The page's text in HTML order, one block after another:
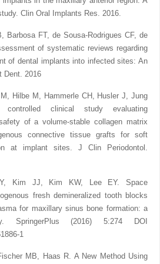
Clin Oral Implants Res. 2016.
Barbosa FT, de Sousa-Rodrigues CF, de
of systematic reviews regarding
of dental implants into infected sites: An
Dent. 2016
Hilbe M, Hammerle CH, Husler J, Jung
controlled clinical study evaluating
of a volume-stable collagen matrix
connective tissue grafts for soft
at implant sites. J Clin Periodontol.
Kim JJ, Kim KW, Lee EY. Space
fresh demineralized tooth blocks
for maxillary sinus bone formation: a
SpringerPlus (2016) 5:274 DOI
1
MB, Haas R. A New Method Using